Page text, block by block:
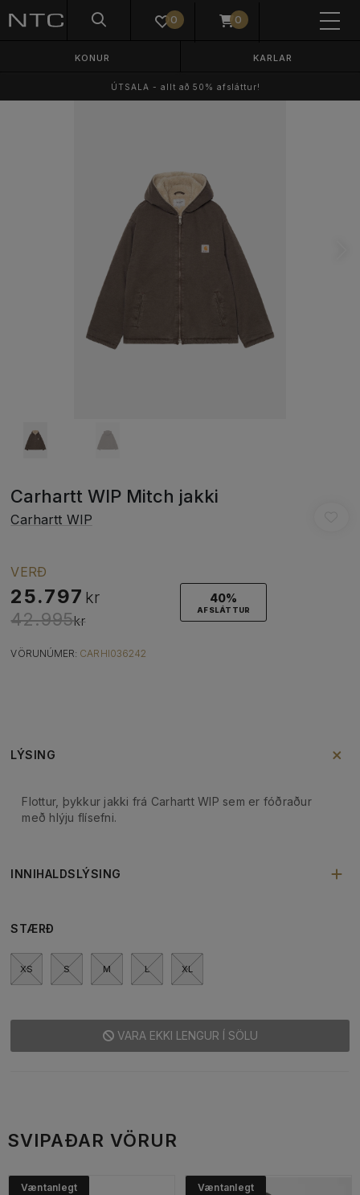
0 0
KONUR KARLAR
ÚTSALA - allt að 50% afsláttur!
Carhartt WIP Mitch jakki
Carhartt WIP
VERÐ
25.797 kr
42.995kr
40%
AFSLÁTTUR
VÖRUNÚMER: CARHI036242
LÝSING
Flottur, þykkur jakki frá Carhartt WIP sem er fóðraður
með hlýju flísefni.
INNIHALDSLÝSING
STÆRÐ
XS S M L XL
VARA EKKI LENGUR Í SÖLU
SVIPAÐAR VÖRUR
Væntanlegt Væntanlegt